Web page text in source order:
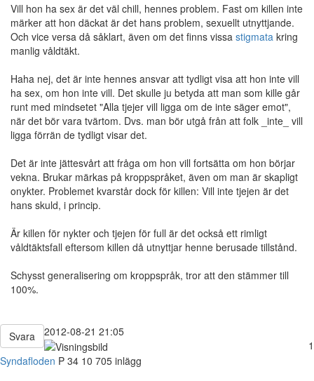
Vill hon ha sex är det väl chill, hennes problem. Fast om killen inte
märker att hon däckat är det hans problem, sexuellt utnyttjande.
Och vice versa då såklart, även om det finns vissa stigmata kring
manlig våldtäkt.
Haha nej, det är inte hennes ansvar att tydligt visa att hon inte vill
ha sex, om hon inte vill. Det skulle ju betyda att man som kille går
runt med mindsetet "Alla tjejer vill ligga om de inte säger emot",
när det bör vara tvärtom. Dvs. man bör utgå från att folk _inte_ vill
ligga förrän de tydligt visar det.
Det är inte jättesvårt att fråga om hon vill fortsätta om hon börjar
vekna. Brukar märkas på kroppspråket, även om man är skapligt
onykter. Problemet kvarstår dock för killen: Vill inte tjejen är det
hans skuld, i princip.
Är killen för nykter och tjejen för full är det också ett rimligt
våldtäktsfall eftersom killen då utnyttjar henne berusade tillstånd.
Schysst generalisering om kroppspråk, tror att den stämmer till
100%.
Svara
2012-08-21 21:05
1
Syndafloden P 34 10 705 inlägg